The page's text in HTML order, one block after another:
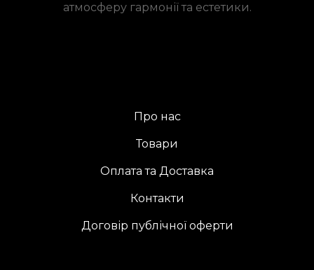
атмосферу гармонії та естетики.
Про нас
Товари
Оплата та Доставка
Контакти
Договір публічної оферти